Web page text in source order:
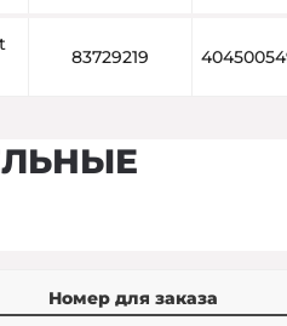
83729219
Номер для заказа